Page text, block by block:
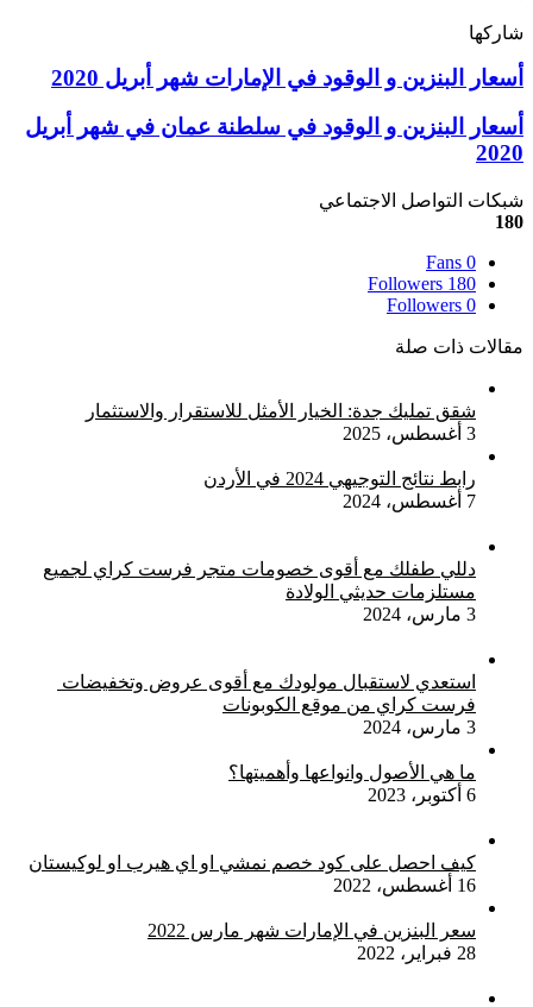
شاركها
أسعار
و
الوقود
في
الإمارات
شهر
أبريل
2020
أسعار البنزين و الوقود في الإمارات شهر أبريل 2020
أسعار
البنزين
و
الوقود
في
عمان
شهر
2020
أسعار البنزين و الوقود في سلطنة عمان في شهر أبريل
2020
شبكات التواصل الاجتماعي
180
0
Fans
180
Followers
0
Followers
مقالات ذات صلة
شقق تمليك جدة: الخيار الأمثل للاستقرار والاستثمار
3 أغسطس، 2025
رابط نتائج التوجيهي 2024 في الأردن
7 أغسطس، 2024
دللي طفلك مع أقوى خصومات متجر فرست كراي لجميع
مستلزمات حديثي الولادة
3 مارس، 2024
استعدي لاستقبال مولودك مع أقوى عروض وتخفيضات
فرست كراي من موقع الكوبونات
3 مارس، 2024
ما هي الأصول وانواعها وأهميتها؟
6 أكتوبر، 2023
كيف احصل على كود خصم نمشي او اي هيرب او لوكيستان
16 أغسطس، 2022
سعر البنزين في الإمارات شهر مارس 2022
28 فبراير، 2022